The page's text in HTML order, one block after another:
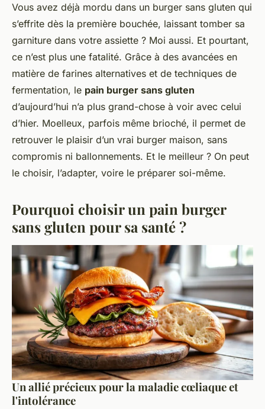
Vous avez déjà mordu dans un burger sans gluten qui
s’effrite dès la première bouchée, laissant tomber sa
garniture dans votre assiette ? Moi aussi. Et pourtant,
ce n’est plus une fatalité. Grâce à des avancées en
matière de farines alternatives et de techniques de
fermentation, le pain burger sans gluten
d’aujourd’hui n’a plus grand-chose à voir avec celui
d’hier. Moelleux, parfois même brioché, il permet de
retrouver le plaisir d’un vrai burger maison, sans
compromis ni ballonnements. Et le meilleur ? On peut
le choisir, l’adapter, voire le préparer soi-même.
Pourquoi choisir un pain burger
sans gluten pour sa santé ?
Un allié précieux pour la maladie cœliaque et
l'intolérance